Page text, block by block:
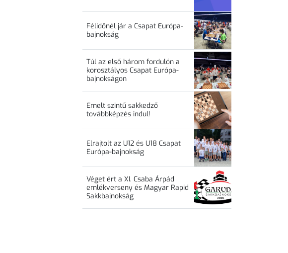
Félidőnél jár a Csapat Európa-
bajnokság
Túl az első három fordulón a
korosztályos Csapat Európa-
bajnokságon
Emelt szintű sakkedző
továbbképzés indul!
Elrajtolt az U12 és U18 Csapat
Európa-bajnokság
Véget ért a XI. Csaba Árpád
emlékverseny és Magyar Rapid
Sakkbajnokság